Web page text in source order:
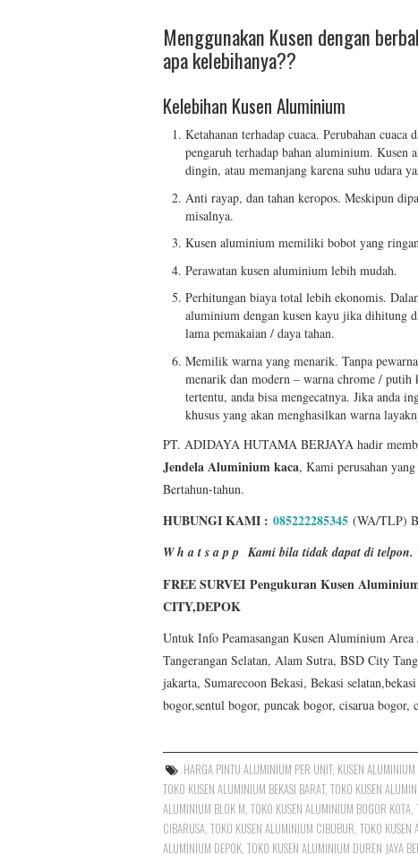
Menggunakan Kusen dengan
apa kelebihanya??
Kelebihan Kusen Aluminium
Ketahanan terhadap cuaca. Perubahan
pengaruh terhadap bahan aluminium. Kusen
dingin, atau memanjang karena suhu udara
Anti rayap, dan tahan keropos. Meskipun
misalnya.
Kusen aluminium memiliki bobot yang
Perawatan kusen aluminium lebih mudah.
Perhitungan biaya total lebih ekonomis.
aluminium dengan kusen kayu jika dihitung
lama pemakaian / daya tahan.
Memilik warna yang menarik. Tanpa
menarik dan modern – warna chrome / putih
tertentu, anda bisa mengecatnya. Jika anda
khusus yang akan menghasilkan warna
PT. ADIDAYA HUTAMA BERJAYA hadir
Jendela Aluminiumkaca, Kami perusahan
Bertahun-tahun.
HUBUNGI KAMI : 085222285345 (WA/TLP)
W h a t s a p p Kami bila tidak dapat di
FREE SURVEI Pengukuran Kusen
CITY,DEPOK
Untuk Info Peamasangan Kusen Aluminium Area
Tangerangan Selatan, Alam Sutra, BSD City
jakarta, Sumarecoon Bekasi, Bekasi
bogor,sentul bogor, puncak bogor, cisarua bogor,
HARGA PINTU ALUMINIUM PER UNIT, KUSEN
TOKO KUSEN ALUMINIUM BEKASI BARAT, TOKO KUSEN
ALUMINIUM BLOK M, TOKO KUSEN ALUMINIUM BOGOR KOTA,
CIBARUSA, TOKO KUSEN ALUMINIUM CIBUBUR, TOKO
ALUMINIUM DEPOK, TOKO KUSEN ALUMINIUM DUREN JAYA